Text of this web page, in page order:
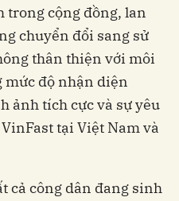
trong cộng đồng, lan
chuyển đổi sang sử
thân thiện với môi
mức độ nhận diện
ảnh tích cực và sự yêu
tại Việt Nam và
cả công dân đang sinh